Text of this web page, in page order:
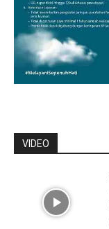
VIDEO